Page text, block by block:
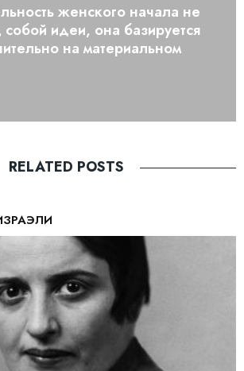
женского начала не
собой идеи, она базируется
на материальном
RELATED POSTS